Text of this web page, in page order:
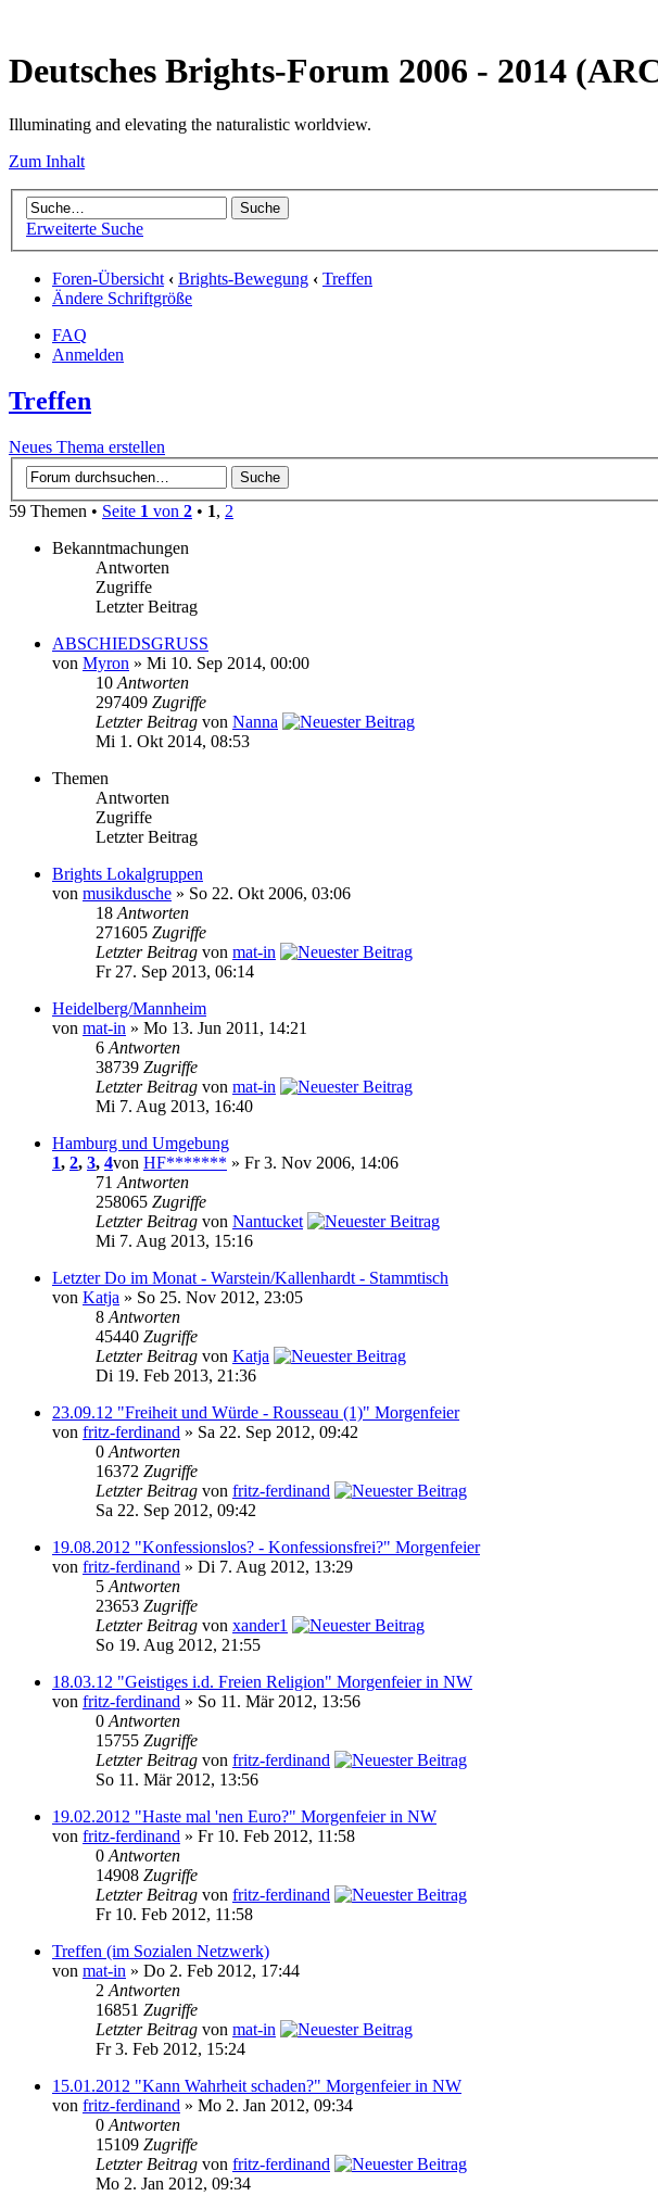
Deutsches Brights-Forum 2006 - 2014
Illuminating and elevating the naturalistic worldview.
Zum Inhalt
Erweiterte Suche
Foren-Übersicht ‹ Brights-Bewegung ‹ Treffen
Ändere Schriftgröße
FAQ
Anmelden
Treffen
Neues Thema erstellen
59 Themen • Seite 1 von 2 • 1, 2
Bekanntmachungen
Antworten
Zugriffe
Letzter Beitrag
ABSCHIEDSGRUSS
von Myron » Mi 10. Sep 2014, 00:00
10 Antworten
297409 Zugriffe
Letzter Beitrag von Nanna
Mi 1. Okt 2014, 08:53
Themen
Antworten
Zugriffe
Letzter Beitrag
Brights Lokalgruppen
von musikdusche » So 22. Okt 2006, 03:06
18 Antworten
271605 Zugriffe
Letzter Beitrag von mat-in
Fr 27. Sep 2013, 06:14
Heidelberg/Mannheim
von mat-in » Mo 13. Jun 2011, 14:21
6 Antworten
38739 Zugriffe
Letzter Beitrag von mat-in
Mi 7. Aug 2013, 16:40
Hamburg und Umgebung
1, 2, 3, 4von HF******* » Fr 3. Nov 2006, 14:06
71 Antworten
258065 Zugriffe
Letzter Beitrag von Nantucket
Mi 7. Aug 2013, 15:16
Letzter Do im Monat - Warstein/Kallenhardt - Stammtisch
von Katja » So 25. Nov 2012, 23:05
8 Antworten
45440 Zugriffe
Letzter Beitrag von Katja
Di 19. Feb 2013, 21:36
23.09.12 "Freiheit und Würde - Rousseau (1)" Morgenfeier
von fritz-ferdinand » Sa 22. Sep 2012, 09:42
0 Antworten
16372 Zugriffe
Letzter Beitrag von fritz-ferdinand
Sa 22. Sep 2012, 09:42
19.08.2012 "Konfessionslos? - Konfessionsfrei?" Morgenfeier
von fritz-ferdinand » Di 7. Aug 2012, 13:29
5 Antworten
23653 Zugriffe
Letzter Beitrag von xander1
So 19. Aug 2012, 21:55
18.03.12 "Geistiges i.d. Freien Religion" Morgenfeier in NW
von fritz-ferdinand » So 11. Mär 2012, 13:56
0 Antworten
15755 Zugriffe
Letzter Beitrag von fritz-ferdinand
So 11. Mär 2012, 13:56
19.02.2012 "Haste mal 'nen Euro?" Morgenfeier in NW
von fritz-ferdinand » Fr 10. Feb 2012, 11:58
0 Antworten
14908 Zugriffe
Letzter Beitrag von fritz-ferdinand
Fr 10. Feb 2012, 11:58
Treffen (im Sozialen Netzwerk)
von mat-in » Do 2. Feb 2012, 17:44
2 Antworten
16851 Zugriffe
Letzter Beitrag von mat-in
Fr 3. Feb 2012, 15:24
15.01.2012 "Kann Wahrheit schaden?" Morgenfeier in NW
von fritz-ferdinand » Mo 2. Jan 2012, 09:34
0 Antworten
15109 Zugriffe
Letzter Beitrag von fritz-ferdinand
Mo 2. Jan 2012, 09:34